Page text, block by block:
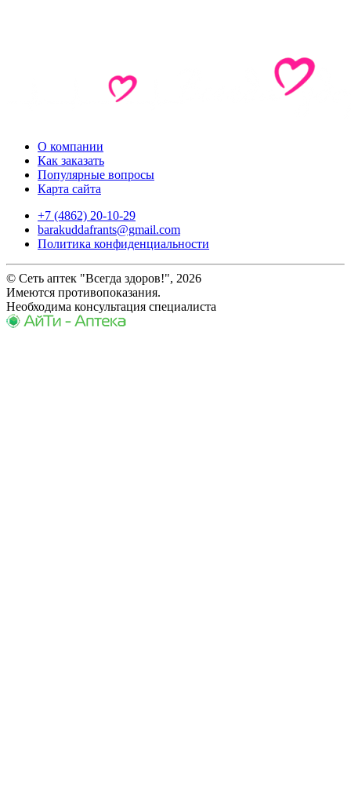
О компании
Как заказать
Популярные вопросы
Карта сайта
+7 (4862) 20-10-29
barakuddafrants@gmail.com
Политика конфиденциальности
© Сеть аптек "Всегда здоров!", 2026
Имеются противопоказания.
Необходима консультация специалиста